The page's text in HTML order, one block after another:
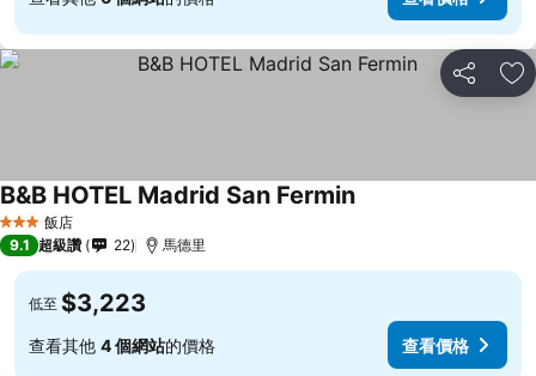
分享 加
3 星級 飯店
B&B HOTEL Madrid San Fermin
9.1 超級讚 22 馬德里
低至 $3,223
查看其他 4 個網站的價格 查看價格